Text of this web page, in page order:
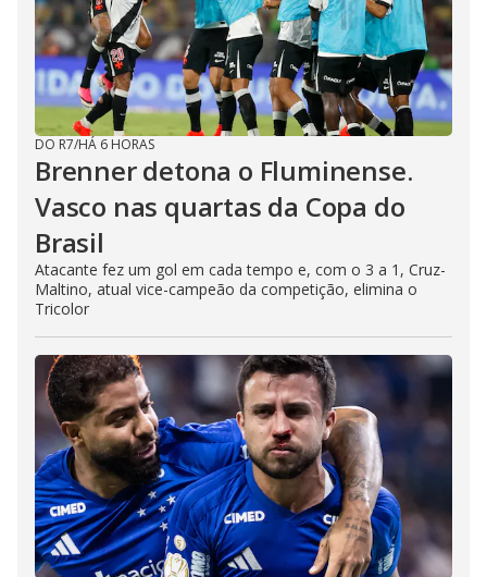
DO R7/HÁ 6 HORAS
Brenner detona o Fluminense.
Vasco nas quartas da Copa do
Brasil
Atacante fez um gol em cada tempo e, com o 3 a 1, Cruz-
Maltino, atual vice-campeão da competição, elimina o
Tricolor